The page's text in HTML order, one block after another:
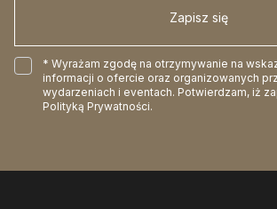
Zapisz się
* Wyrażam zgodę na otrzymywanie na
informacji o ofercie oraz organizowanych
wydarzeniach i eventach. Potwierdzam, iż
Polityką Prywatności.